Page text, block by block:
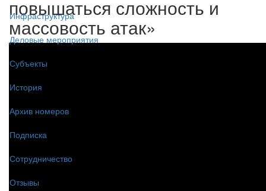
Инфраструктура
Деловые мероприятия
Субъекты
История
Архив номеров
Подписка
Сотрудничество
Отзывы
повышаться сложность и
массовость атак»